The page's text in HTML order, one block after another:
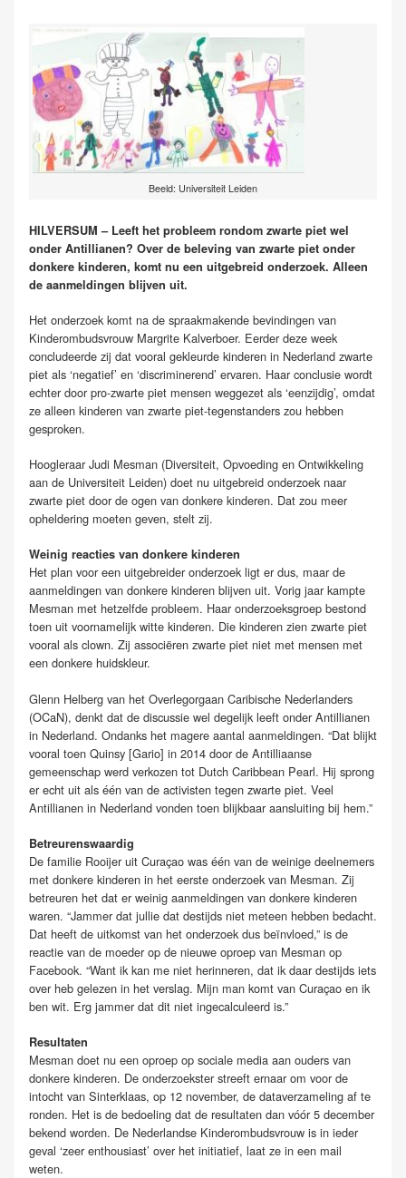
Beeld: Universiteit Leiden
HILVERSUM – Leeft het probleem rondom zwarte piet wel
onder Antillianen? Over de beleving van zwarte piet onder
donkere kinderen, komt nu een uitgebreid onderzoek. Alleen
de aanmeldingen blijven uit.
Het onderzoek komt na de spraakmakende bevindingen van
Kinderombudsvrouw Margrite Kalverboer. Eerder deze week
concludeerde zij dat vooral gekleurde kinderen in Nederland zwarte
piet als ‘negatief’ en ‘discriminerend’ ervaren. Haar conclusie wordt
echter door pro-zwarte piet mensen weggezet als ‘eenzijdig’, omdat
ze alleen kinderen van zwarte piet-tegenstanders zou hebben
gesproken.
Hoogleraar Judi Mesman (Diversiteit, Opvoeding en Ontwikkeling
aan de Universiteit Leiden) doet nu uitgebreid onderzoek naar
zwarte piet door de ogen van donkere kinderen. Dat zou meer
opheldering moeten geven, stelt zij.
Weinig reacties van donkere kinderen
Het plan voor een uitgebreider onderzoek ligt er dus, maar de
aanmeldingen van donkere kinderen blijven uit. Vorig jaar kampte
Mesman met hetzelfde probleem. Haar onderzoeksgroep bestond
toen uit voornamelijk witte kinderen. Die kinderen zien zwarte piet
vooral als clown. Zij associëren zwarte piet niet met mensen met
een donkere huidskleur.
Glenn Helberg van het Overlegorgaan Caribische Nederlanders
(OCaN), denkt dat de discussie wel degelijk leeft onder Antillianen
in Nederland. Ondanks het magere aantal aanmeldingen. “Dat blijkt
vooral toen Quinsy [Gario] in 2014 door de Antilliaanse
gemeenschap werd verkozen tot Dutch Caribbean Pearl. Hij sprong
er echt uit als één van de activisten tegen zwarte piet. Veel
Antillianen in Nederland vonden toen blijkbaar aansluiting bij hem.”
Betreurenswaardig
De familie Rooijer uit Curaçao was één van de weinige deelnemers
met donkere kinderen in het eerste onderzoek van Mesman. Zij
betreuren het dat er weinig aanmeldingen van donkere kinderen
waren. “Jammer dat jullie dat destijds niet meteen hebben bedacht.
Dat heeft de uitkomst van het onderzoek dus beïnvloed,” is de
reactie van de moeder op de nieuwe oproep van Mesman op
Facebook. “Want ik kan me niet herinneren, dat ik daar destijds iets
over heb gelezen in het verslag. Mijn man komt van Curaçao en ik
ben wit. Erg jammer dat dit niet ingecalculeerd is.”
Resultaten
Mesman doet nu een oproep op sociale media aan ouders van
donkere kinderen. De onderzoekster streeft ernaar om voor de
intocht van Sinterklaas, op 12 november, de dataverzameling af te
ronden. Het is de bedoeling dat de resultaten dan vóór 5 december
bekend worden. De Nederlandse Kinderombudsvrouw is in ieder
geval ‘zeer enthousiast’ over het initiatief, laat ze in een mail
weten.